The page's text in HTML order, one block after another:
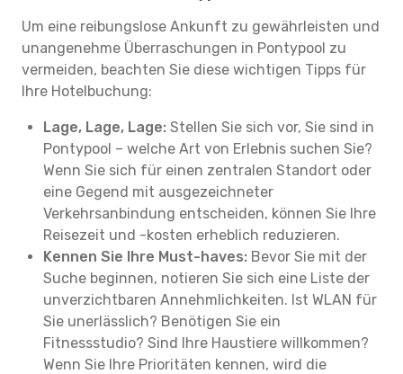
Um eine reibungslose Ankunft zu gewährleisten und
unangenehme Überraschungen in Pontypool zu
vermeiden, beachten Sie diese wichtigen Tipps für
Ihre Hotelbuchung:
Lage, Lage, Lage: Stellen Sie sich vor, Sie sind in
Pontypool – welche Art von Erlebnis suchen Sie?
Wenn Sie sich für einen zentralen Standort oder
eine Gegend mit ausgezeichneter
Verkehrsanbindung entscheiden, können Sie Ihre
Reisezeit und -kosten erheblich reduzieren.
Kennen Sie Ihre Must-haves: Bevor Sie mit der
Suche beginnen, notieren Sie sich eine Liste der
unverzichtbaren Annehmlichkeiten. Ist WLAN für
Sie unerlässlich? Benötigen Sie ein
Fitnessstudio? Sind Ihre Haustiere willkommen?
Wenn Sie Ihre Prioritäten kennen, wird die